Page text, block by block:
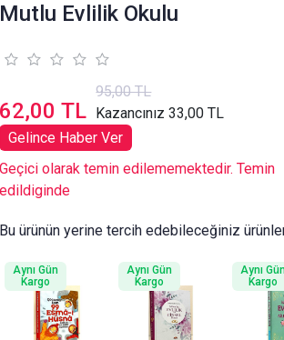
Mutlu Evlilik Okulu
62,00 TL
95,00 TL
Kazancınız 33,00 TL
Gelince Haber Ver
Geçici olarak temin edilememektedir. Temin
edildiginde
Bu ürünün yerine tercih edebileceğiniz
Aynı Gün
Kargo
Aynı Gün
Kargo
Aynı
Kargo